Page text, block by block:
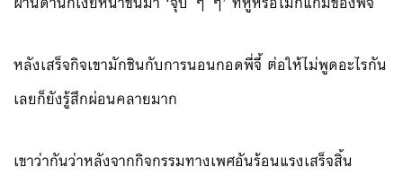
หลังเสร็จกิจเขามักชินกับการนอนกอดพี่จี้ ต่อให้ไม่พูดอะไรกัน
เลยก็ยังรู้สึกผ่อนคลายมาก
เขาว่ากันว่าหลังจากกิจกรรมทางเพศอันร้อนแรงเสร็จสิ้น